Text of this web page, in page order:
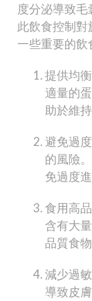
度分泌導致
此飲食控制
一些重要的飲
提供均
適量的
助於維
避免過
的風險
免過度進
食用高
含有大
品質食
減少過
導致皮